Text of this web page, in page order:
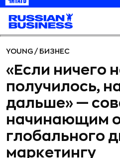
YOUNG / БИЗНЕС
«Если ничего
получилось,
дальше» —
начинающим
глобального
маркетингу